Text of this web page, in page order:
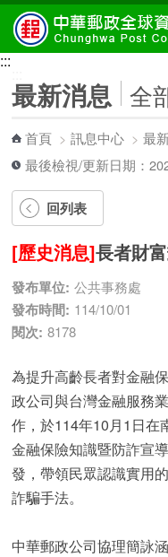
跳到主要內容區塊
:::
最新消息 全
首頁 >訊息中心 >最
最後檢視/更新日期：
回列表
[歷史消息]長者財
發布單位: 公共事務處
發布時間: 114/10/01
閱次: 8178
為提升高齡長者對金融
政公司與台灣金融服務
作，於114年10月1日在
金融保險知識暨防詐宣
發，帶領民眾認識實用
詐騙手法。
中華郵政公司協理簡詠